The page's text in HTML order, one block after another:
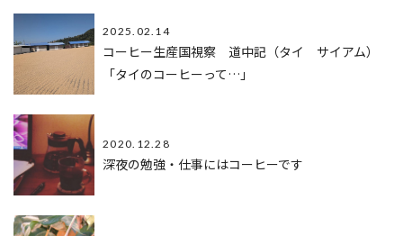
2025.02.14
コーヒー生産国視察 道中記（タイ サイアム）
「タイのコーヒーって…」
2020.12.28
深夜の勉強・仕事にはコーヒーです